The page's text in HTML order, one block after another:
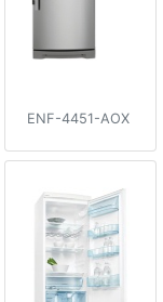
ENF-4451-AOX